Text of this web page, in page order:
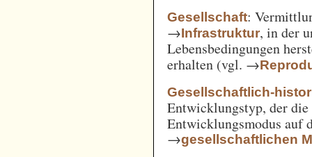
Gesellschaft:
→Infrastruktur, in der
Lebensbedingungen
erhalten (vgl. →
Gesellschaftlich-
Entwicklungstyp, der
Entwicklungsmodus auf
→gesellschaftlichen